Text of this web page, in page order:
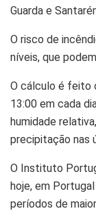
Guarda e
O risco de
níveis, que
O cálculo é feito
13:00 em cada
humidade
precipitação nas
O Instituto
hoje, em
períodos de